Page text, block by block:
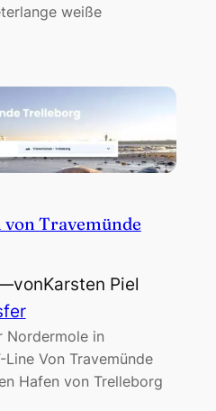
weiße
Travemünde
vonKarsten Piel
Nordermole in
Line Von Travemünde
Hafen von Trelleborg